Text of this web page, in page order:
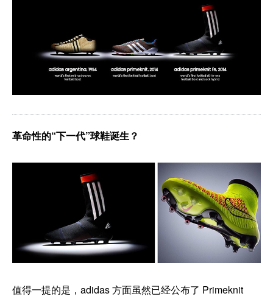
革命性的“下一代”球鞋诞生？
值得一提的是，adidas 方面虽然已经公布了 Primeknit